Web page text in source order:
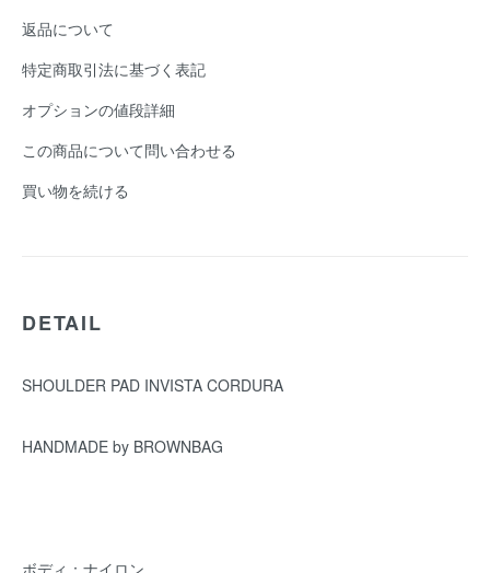
返品について
特定商取引法に基づく表記
オプションの値段詳細
この商品について問い合わせる
買い物を続ける
DETAIL
SHOULDER PAD INVISTA CORDURA
HANDMADE by BROWNBAG
ボディ：ナイロン